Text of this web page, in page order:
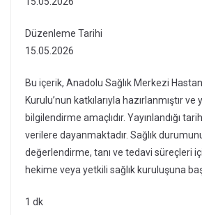
Düzenleme Tarihi
15.05.2026
Bu içerik, Anadolu Sağlık Merkezi
Kurulu’nun katkılarıyla hazırlanmıştır ve
bilgilendirme amaçlıdır. Yayınlandığı
verilere dayanmaktadır. Sağlık
değerlendirme, tanı ve tedavi süreçleri
hekime veya yetkili sağlık kuruluşuna
1 dk